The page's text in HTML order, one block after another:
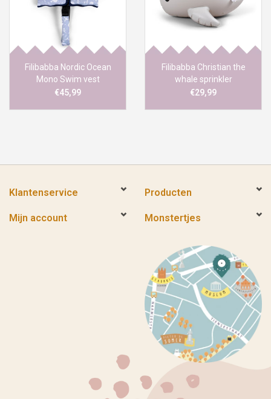
Filibabba Nordic Ocean
Mono Swim vest
€45,99
Filibabba Christian the
whale sprinkler
€29,99
Klantenservice Producten
Mijn account Monstertjes